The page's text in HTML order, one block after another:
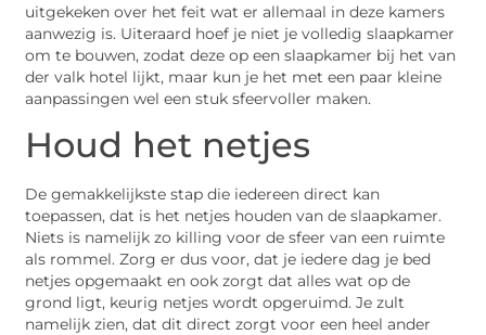
uitgekeken over het feit wat er allemaal in deze kamers
aanwezig is. Uiteraard hoef je niet je volledig slaapkamer
om te bouwen, zodat deze op een slaapkamer bij het van
der valk hotel lijkt, maar kun je het met een paar kleine
aanpassingen wel een stuk sfeervoller maken.
Houd het netjes
De gemakkelijkste stap die iedereen direct kan
toepassen, dat is het netjes houden van de slaapkamer.
Niets is namelijk zo killing voor de sfeer van een ruimte
als rommel. Zorg er dus voor, dat je iedere dag je bed
netjes opgemaakt en ook zorgt dat alles wat op de
grond ligt, keurig netjes wordt opgeruimd. Je zult
namelijk zien, dat dit direct zorgt voor een heel ander